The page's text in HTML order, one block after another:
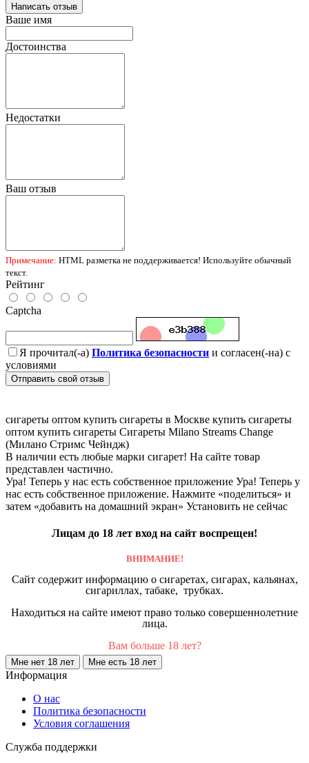
Написать отзыв
Ваше имя
Достоинства
Недостатки
Ваш отзыв
Примечание: HTML разметка не поддерживается! Используйте обычный
текст.
Рейтинг
Captcha
Я прочитал(-а) Политика безопасности и согласен(-на) с
условиями
Отправить свой отзыв
сигареты оптом купить сигареты в Москве купить сигареты
оптом купить сигареты Сигареты Milano Streams Change
(Милано Стримс Чейндж)
В наличии есть любые марки сигарет! На сайте товар
представлен частично.
Ура! Теперь у нас есть собственное приложение Ура! Теперь у
нас есть собственное приложение. Нажмите «поделиться» и
затем «добавить на домашний экран» Установить не сейчас
Лицам до 18 лет вход на сайт воспрещен!
ВНИМАНИЕ!
Сайт содержит информацию о сигаретах, сигарах, кальянах,
сигариллах, табаке, трубках.
Находиться на сайте имеют право только совершеннолетние
лица.
Вам больше 18 лет?
Мне нет 18 лет Мне есть 18 лет
Информация
О нас
Политика безопасности
Условия соглашения
Служба поддержки